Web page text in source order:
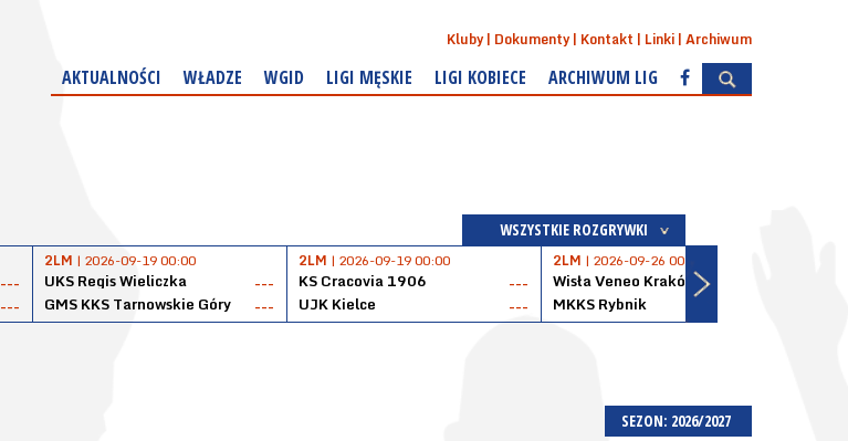
Kluby Dokumenty Kontakt Linki Archiwum
AKTUALNOŚCI WŁADZE WGID LIGI MĘSKIE LIGI KOBIECE ARCHIWUM LIG
WSZYSTKIE ROZGRYWKI
---
---
2LM | 2026-09-19 00:00
UKS Regis Wieliczka
---
GMS KKS Tarnowskie Góry
---
2LM | 2026-09-19 00:00
KS Cracovia 1906
---
UJK Kielce
---
2LM | 2026-09-26 00:00
Wisła Veneo Kraków
MKKS Rybnik
SEZON: 2026/2027